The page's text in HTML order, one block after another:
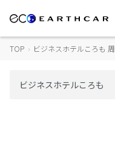
TOP › ビジネスホテルころも